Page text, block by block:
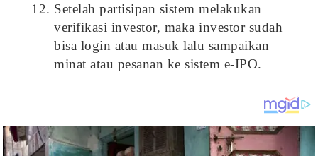
Setelah partisipan sistem melakukan
verifikasi investor, maka investor sudah
bisa login atau masuk lalu sampaikan
minat atau pesanan ke sistem e-IPO.